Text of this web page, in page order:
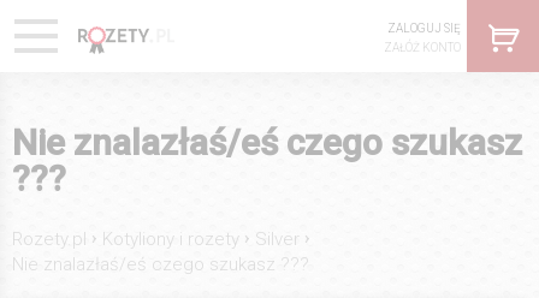
ZALOGUJ SIĘ
ZAŁÓŻ KONTO
Nie znalazłaś/eś czego szukasz
???
Rozety.pl › Kotyliony i rozety › Silver ›
Nie znalazłaś/eś czego szukasz ???